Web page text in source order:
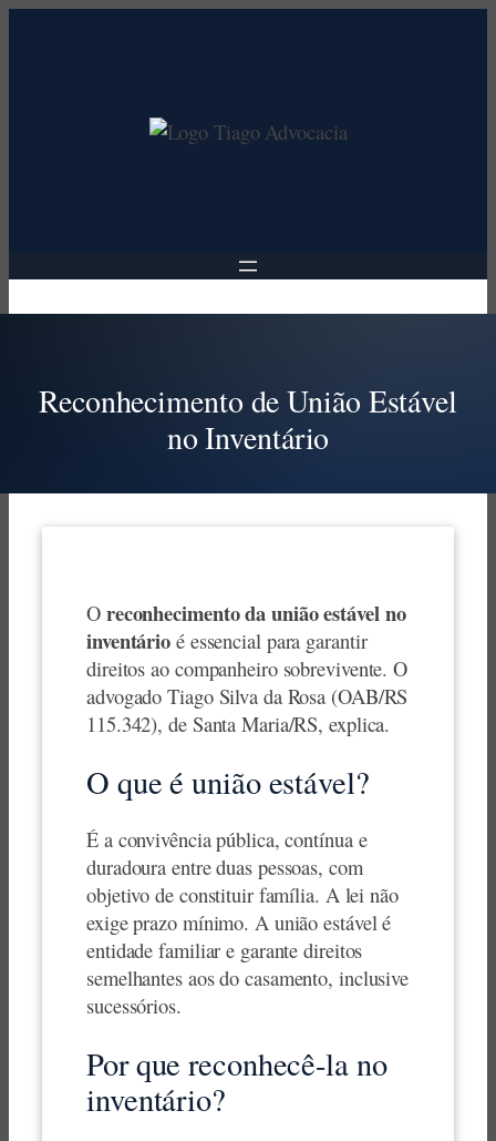
Reconhecimento de União Estável
no Inventário
O reconhecimento da união estável no
inventário é essencial para garantir
direitos ao companheiro sobrevivente. O
advogado Tiago Silva da Rosa (OAB/RS
115.342), de Santa Maria/RS, explica.
O que é união estável?
É a convivência pública, contínua e
duradoura entre duas pessoas, com
objetivo de constituir família. A lei não
exige prazo mínimo. A união estável é
entidade familiar e garante direitos
semelhantes aos do casamento, inclusive
sucessórios.
Por que reconhecê-la no
inventário?